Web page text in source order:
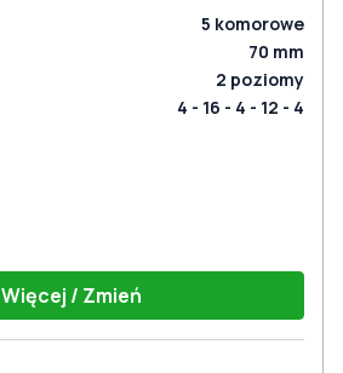
5 komorowe
70 mm
2 poziomy
4 - 16 - 4 - 12 - 4
Więcej / Zmień